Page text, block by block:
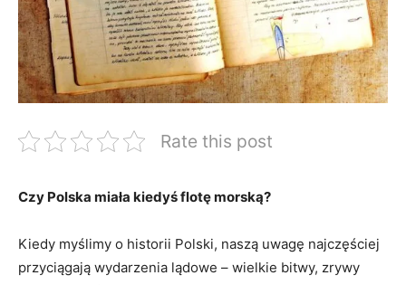
Rate this post
Czy Polska miała‍ kiedyś flotę morską?
Kiedy myślimy o historii Polski, naszą uwagę najczęściej​
przyciągają​ wydarzenia lądowe – wielkie bitwy, zrywy